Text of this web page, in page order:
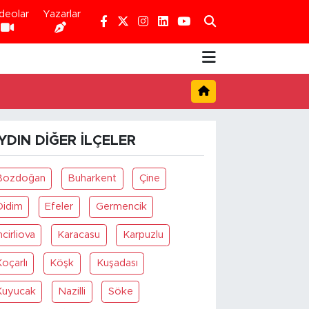
Yazarlar
DIĞER İLÇELER
Buharkent Çine
Efeler Germencik
Karacasu Karpuzlu
Köşk Kuşadası
Nazilli Söke